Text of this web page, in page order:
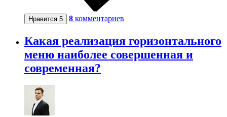
Нравится 5 8 комментариев
Какая реализация горизонтального
меню наиболее совершенная и
современная?